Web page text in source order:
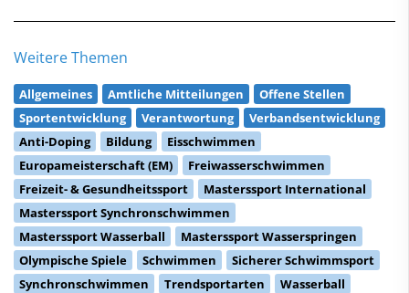
Weitere Themen
Allgemeines Amtliche Mitteilungen
Offene Stellen
Sportentwicklung
Verantwortung
Verbandsentwicklung
Anti-Doping
Bildung
Eisschwimmen
Europameisterschaft (EM)
Freiwasserschwimmen
Freizeit- & Gesundheitssport
Masterssport International
Masterssport Synchronschwimmen
Masterssport Wasserball
Masterssport Wasserspringen
Olympische Spiele
Schwimmen
Sicherer Schwimmsport
Synchronschwimmen
Trendsportarten
Wasserball